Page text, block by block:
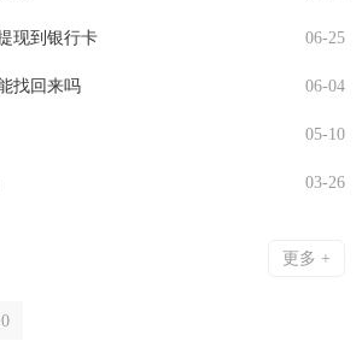
现到银行卡 06-25
找回来吗 06-04
05-10
03-26
更多 +